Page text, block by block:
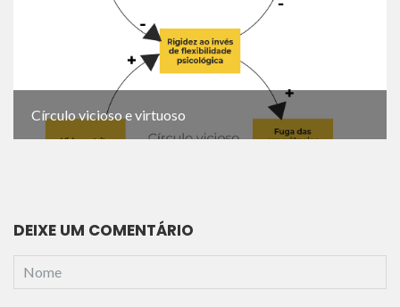
Círculo vicioso e virtuoso
DEIXE UM COMENTÁRIO